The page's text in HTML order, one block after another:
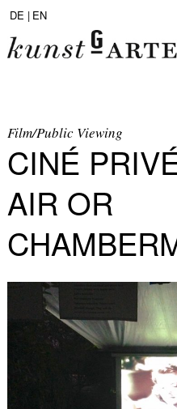
DE | EN
Film/Public Viewing
CINÉ
AIR OR